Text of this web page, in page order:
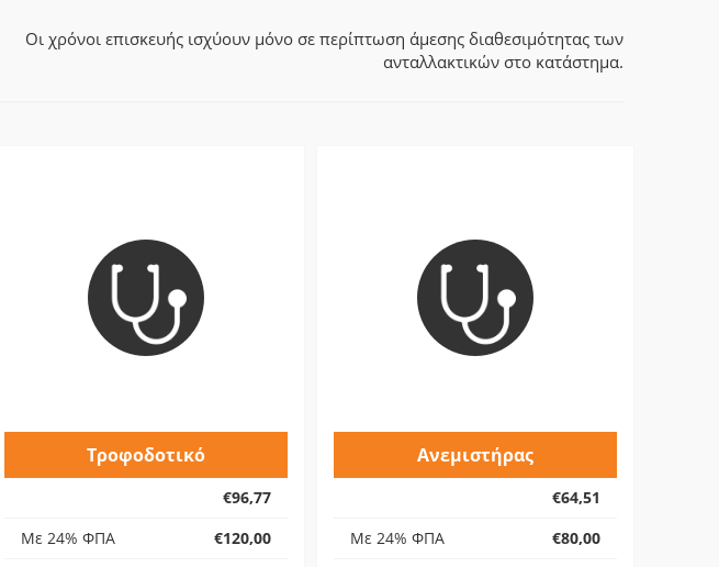
Οι χρόνοι επισκευής ισχύουν μόνο σε περίπτωση άμεσης διαθεσιμότητας των
ανταλλακτικών στο κατάστημα.
Τροφοδοτικό
€96,77
Με 24% ΦΠΑ
€120,00
Ανεμιστήρας
€64,51
Με 24% ΦΠΑ
€80,00